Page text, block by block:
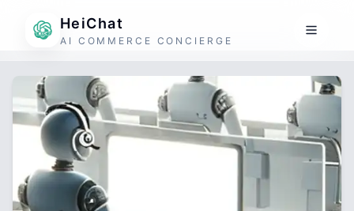
HeiChat
AI COMMERCE CONCIERGE